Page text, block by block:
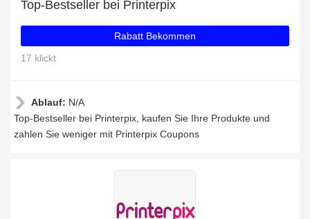
Top-Bestseller bei Printerpix
Rabatt Bekommen
17 klickt
Ablauf: N/A
Top-Bestseller bei Printerpix, kaufen Sie Ihre Produkte und
zahlen Sie weniger mit Printerpix Coupons